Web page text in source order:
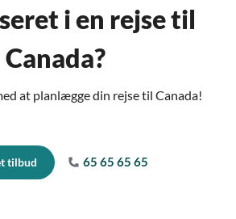
i en rejse til
Canada?
at planlægge din rejse til Canada!
tilbud 65 65 65 65